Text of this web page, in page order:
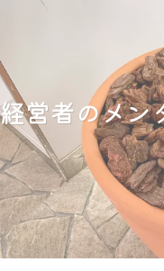
経営者のメン